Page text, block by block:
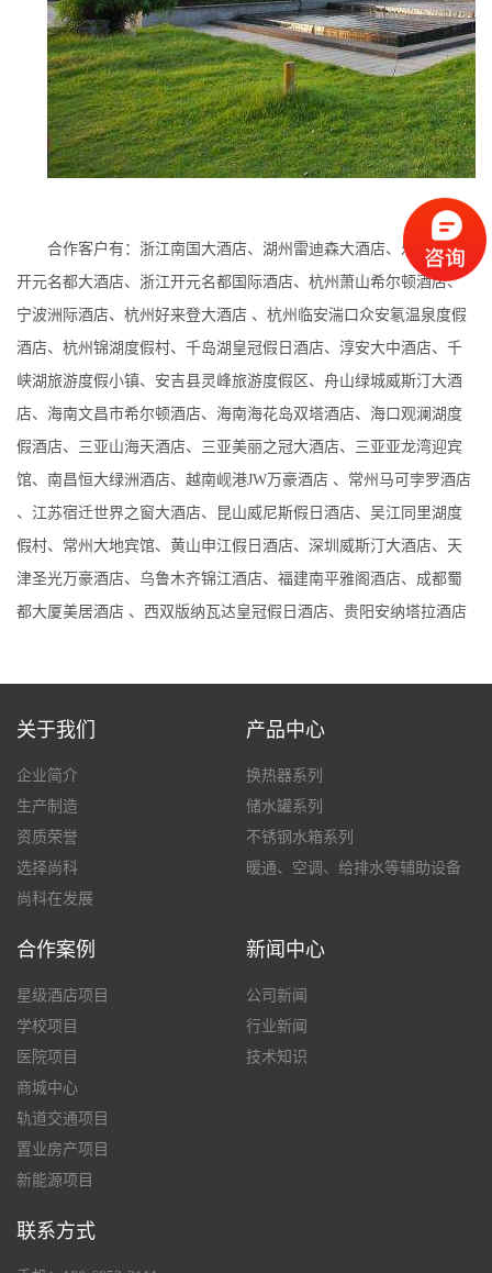
合作客户有：浙江南国大酒店、湖州雷迪森大酒店、乐清三榆
开元名都大酒店、浙江开元名都国际酒店、杭州萧山希尔顿酒店、
宁波洲际酒店、杭州好来登大酒店 、杭州临安湍口众安氡温泉度假
酒店、杭州锦湖度假村、千岛湖皇冠假日酒店、淳安大中酒店、千
峡湖旅游度假小镇、安吉县灵峰旅游度假区、舟山绿城威斯汀大酒
店、海南文昌市希尔顿酒店、海南海花岛双塔酒店、海口观澜湖度
假酒店、三亚山海天酒店、三亚美丽之冠大酒店、三亚亚龙湾迎宾
馆、南昌恒大绿洲酒店、越南岘港JW万豪酒店 、常州马可孛罗酒店
、江苏宿迁世界之窗大酒店、昆山威尼斯假日酒店、吴江同里湖度
假村、常州大地宾馆、黄山申江假日酒店、深圳威斯汀大酒店、天
津圣光万豪酒店、乌鲁木齐锦江酒店、福建南平雅阁酒店、成都蜀
都大厦美居酒店 、西双版纳瓦达皇冠假日酒店、贵阳安纳塔拉酒店
关于我们
企业简介
生产制造
资质荣誉
选择尚科
尚科在发展
产品中心
换热器系列
储水罐系列
不锈钢水箱系列
暖通、空调、给排水等辅助设备
合作案例
星级酒店项目
学校项目
医院项目
商城中心
轨道交通项目
置业房产项目
新能源项目
新闻中心
公司新闻
行业新闻
技术知识
联系方式